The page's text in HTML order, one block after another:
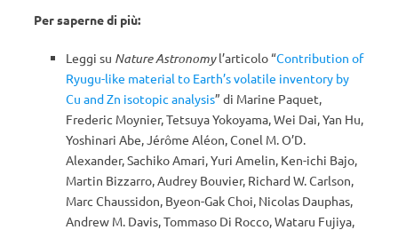
Per saperne di più:
Leggi su Nature Astronomyl’articolo “Contribution of
Ryugu-like material to Earth’s volatile inventory by
Cu and Zn isotopic analysis” di Marine Paquet,
Frederic Moynier, Tetsuya Yokoyama, Wei Dai, Yan Hu,
Yoshinari Abe, Jérôme Aléon, Conel M. O’D.
Alexander, Sachiko Amari, Yuri Amelin, Ken-ichi Bajo,
Martin Bizzarro, Audrey Bouvier, Richard W. Carlson,
Marc Chaussidon, Byeon-Gak Choi, Nicolas Dauphas,
Andrew M. Davis, Tommaso Di Rocco, Wataru Fujiya,